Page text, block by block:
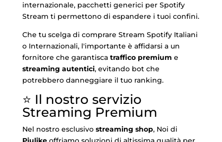
internazionale, pacchetti generici per Spotify
Stream ti permettono di espandere i tuoi confini.
Che tu scelga di comprare Stream Spotify Italiani
o Internazionali, l'importante è affidarsi a un
fornitore che garantisca traffico premium e
streaming autentici, evitando bot che
potrebbero danneggiare il tuo ranking.
⭐ Il nostro servizio
Streaming Premium
Nel nostro esclusivo streaming shop, Noi di